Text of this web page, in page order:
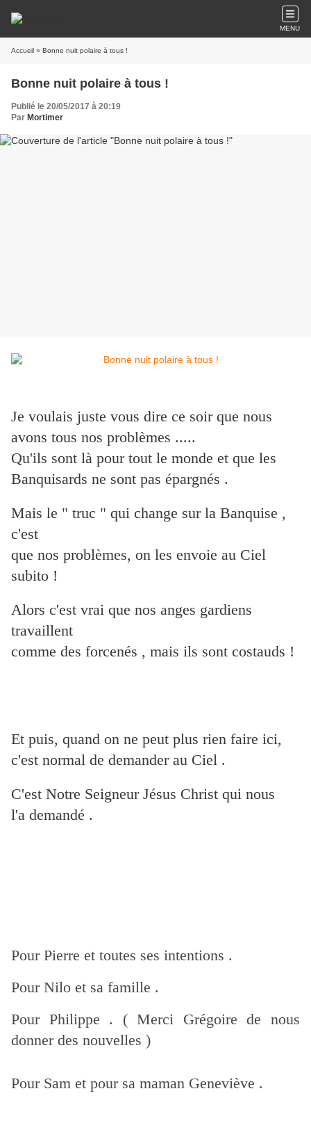
MENU
Accueil » Bonne nuit polaire à tous !
Bonne nuit polaire à tous !
Publié le 20/05/2017 à 20:19
Par Mortimer
Je voulais juste vous dire ce soir que nous
avons tous nos problèmes .....
Qu'ils sont là pour tout le monde et que les
Banquisards ne sont pas épargnés .
Mais le " truc " qui change sur la Banquise ,
c'est
que nos problèmes, on les envoie au Ciel
subito !
Alors c'est vrai que nos anges gardiens
travaillent
comme des forcenés , mais ils sont costauds !
Et puis, quand on ne peut plus rien faire ici,
c'est normal de demander au Ciel .
C'est Notre Seigneur Jésus Christ qui nous
l'a demandé .
Pour Pierre et toutes ses intentions .
Pour Nilo et sa famille .
Pour Philippe . ( Merci Grégoire de nous
donner des nouvelles )
Pour Sam et pour sa maman Geneviève .